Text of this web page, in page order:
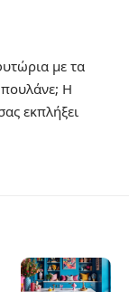
με τα
Η
εκπλήξει